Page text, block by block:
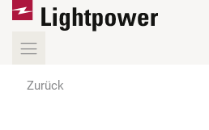
Zurück